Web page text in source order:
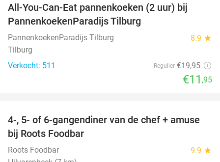
All-You-Can-Eat pannenkoeken (2 uur) bij
PannenkoekenParadijs Tilburg
PannenkoekenParadijs Tilburg 8.9 star
Tilburg
Verkocht: 511
Regulier €19,95
€11 ,95
35%
4-, 5- of 6-gangendiner van de chef + amuse
bij Roots Foodbar
Roots Foodbar 9.9 star